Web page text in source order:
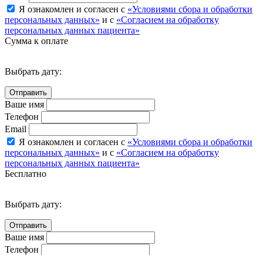
Я ознакомлен и согласен с «Условиями сбора и обработки
персональных данных» и с «Согласием на обработку
персональных данных пациента»
Сумма к оплате
Выбрать дату:
Ваше имя
Телефон
Email
Я ознакомлен и согласен с «Условиями сбора и обработки
персональных данных» и с «Согласием на обработку
персональных данных пациента»
Бесплатно
Выбрать дату:
Ваше имя
Телефон